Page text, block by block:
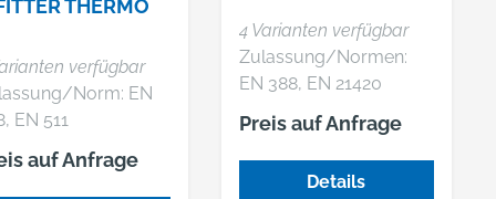
THERMO
verfügbar
Norm: EN
EN 511
Futter •
auf Anfrage
4 Varianten verfügbar
Zulassung/Normen:
EN 388, EN 21420
Premium-Qualität •
Gute Passform • Hoher
Tragekomfort •
Preis auf Anfrage
Details